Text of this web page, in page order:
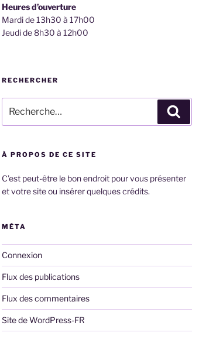
Heures d’ouverture
Mardi de 13h30 à 17h00
Jeudi de 8h30 à 12h00
RECHERCHER
pour
:
À PROPOS DE CE SITE
C’est peut-être le bon endroit pour vous présenter
et votre site ou insérer quelques crédits.
MÉTA
Connexion
Flux des publications
Flux des commentaires
Site de WordPress-FR